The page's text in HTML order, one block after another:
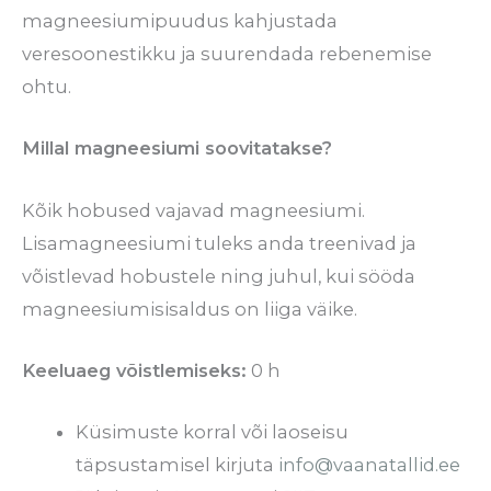
magneesiumipuudus kahjustada
veresoonestikku ja suurendada rebenemise
ohtu.
Millal magneesiumi soovitatakse?
Kõik hobused vajavad magneesiumi.
Lisamagneesiumi tuleks anda treenivad ja
võistlevad hobustele ning juhul, kui sööda
magneesiumisisaldus on liiga väike.
Keeluaeg võistlemiseks: 0 h
Küsimuste korral või laoseisu
täpsustamisel kirjuta info@vaanatallid.ee